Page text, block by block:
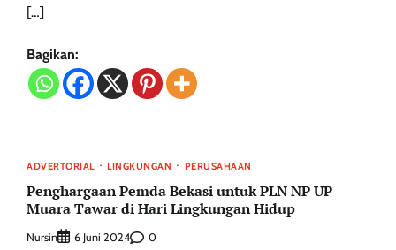
[…]
Bagikan:
ADVERTORIAL LINGKUNGAN PERUSAHAAN
Penghargaan Pemda Bekasi untuk PLN NP UP
Muara Tawar di Hari Lingkungan Hidup
Nursin 6 Juni 2024 0